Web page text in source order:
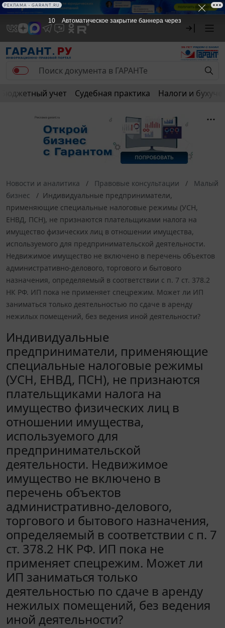
Бюджетный учет Судебная практика Налоги и
Новости и аналитика Правовые консультации
Малый
бизнес
Индивидуальные предприниматели,
применяющие специальные налоговые режимы (УСН,
ЕНВД, ПСН), не признаются плательщиками налога на
имущество физических лиц в отношении имущества,
используемого для предпринимательской деятельности.
Недвижимое имущество не включено в перечень объектов
административно-делового, торгового и бытового
назначения, определяемый в соответствии с п. 7 ст. 378.2
НК РФ. ИП пока не применяет спецрежим. Может ли ИП
заниматься только деятельностью по сдаче в аренду
нежилых помещений, без ведения иной деятельности?
Индивидуальные
предприниматели, применяющие
специальные налоговые режимы
(УСН, ЕНВД, ПСН), не признаются
плательщиками налога на
имущество физических лиц в
отношении имущества,
используемого для
предпринимательской
деятельности. Недвижимое
имущество не включено в
перечень объектов
административно-делового,
торгового и бытового назначения,
определяемый в соответствии с п. 7
ст. 378.2 НК РФ. ИП пока не
применяет спецрежим. Может ли
ИП заниматься только
деятельностью по сдаче в аренду
нежилых помещений, без ведения
иной деятельности?
9 Автоматическое закрытие баннера через
РЕКЛАМА • GARANT.RU